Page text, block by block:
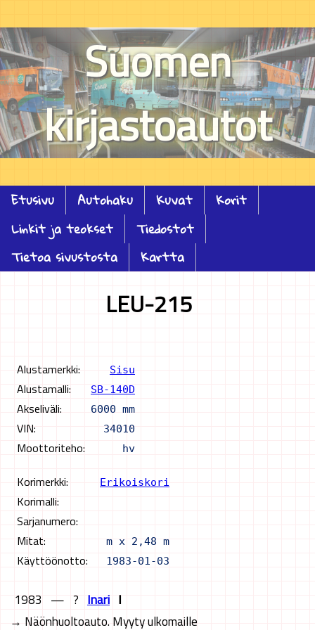
Suomen
kirjastoautot
Etusivu Autohaku Kuvat
Korit
Linkit ja teokset
Tiedostot
Tietoa sivustosta
Kartta
LEU-215
Alustamerkki: Sisu
Alustamalli: SB-140D
Akseliväli: 6000 mm
VIN: 34010
Moottoriteho: hv
Korimerkki: Erikoiskori
Korimalli:
Sarjanumero:
Mitat:
m x 2,48 m
Käyttöönotto: 1983-01-03
1983 — ? Inari Ⅰ
→ Näönhuoltoauto. Myyty ulkomaille